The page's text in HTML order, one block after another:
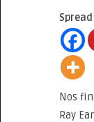
Nos
Ray